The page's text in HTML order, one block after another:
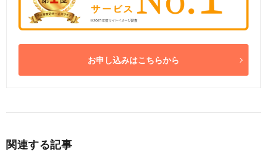
お申し込みはこちらから
関連する記事